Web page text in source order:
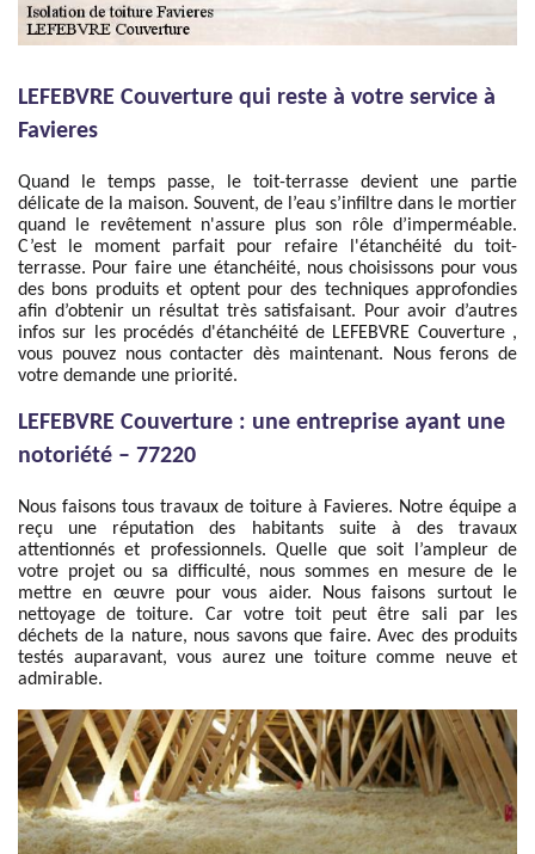
LEFEBVRE Couverture qui reste à votre service à
Favieres
Quand le temps passe, le toit-terrasse devient une partie
délicate de la maison. Souvent, de l’eau s’infiltre dans le mortier
quand le revêtement n'assure plus son rôle d’imperméable.
C’est le moment parfait pour refaire l'étanchéité du toit-
terrasse. Pour faire une étanchéité, nous choisissons pour vous
des bons produits et optent pour des techniques approfondies
afin d’obtenir un résultat très satisfaisant. Pour avoir d’autres
infos sur les procédés d'étanchéité de LEFEBVRE Couverture ,
vous pouvez nous contacter dès maintenant. Nous ferons de
votre demande une priorité.
LEFEBVRE Couverture : une entreprise ayant une
notoriété – 77220
Nous faisons tous travaux de toiture à Favieres. Notre équipe a
reçu une réputation des habitants suite à des travaux
attentionnés et professionnels. Quelle que soit l’ampleur de
votre projet ou sa difficulté, nous sommes en mesure de le
mettre en œuvre pour vous aider. Nous faisons surtout le
nettoyage de toiture. Car votre toit peut être sali par les
déchets de la nature, nous savons que faire. Avec des produits
testés auparavant, vous aurez une toiture comme neuve et
admirable.